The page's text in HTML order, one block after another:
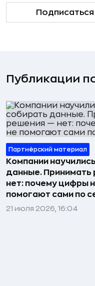
Публикации
Партнёрский материал
Компании
данные. Принимать
нет: почему цифры
помогают сами по
21 июля 2026, 16:04